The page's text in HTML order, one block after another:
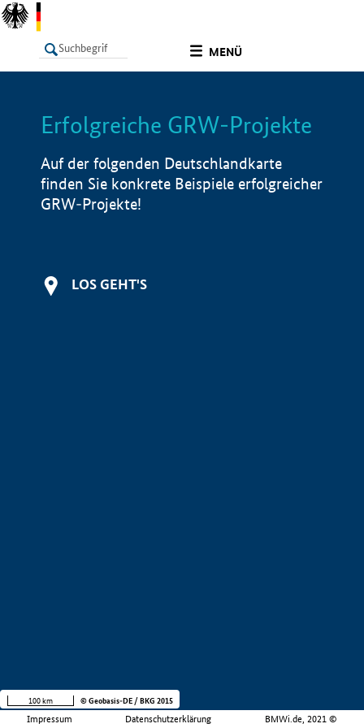
MENÜ
LISTE Info
Erfolgreiche GRW-Projekte
Auf der folgenden Deutschlandkarte
finden Sie konkrete Beispiele erfolgreicher
GRW-Projekte!
LOS GEHT'S
Impressum Datenschutzerklärung BMWi.de, 2021 ©
100 km © Geobasis-DE / BKG 2015